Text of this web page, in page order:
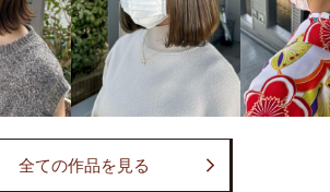
全ての作品を見る